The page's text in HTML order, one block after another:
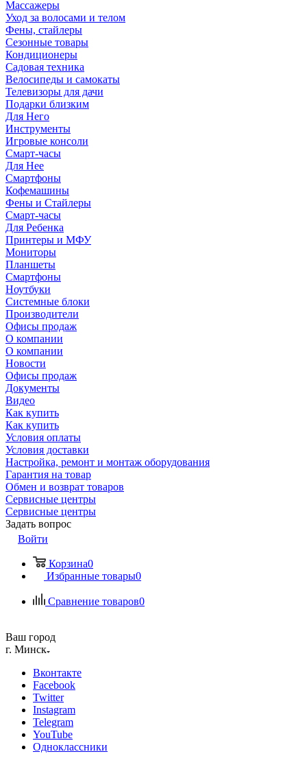
Массажеры
Уход за волосами и телом
Фены, стайлеры
Сезонные товары
Кондиционеры
Садовая техника
Велосипеды и самокаты
Телевизоры для дачи
Подарки близким
Для Него
Инструменты
Игровые консоли
Смарт-часы
Для Нее
Смартфоны
Кофемашины
Фены и Стайлеры
Смарт-часы
Для Ребенка
Принтеры и МФУ
Мониторы
Планшеты
Смартфоны
Ноутбуки
Системные блоки
Производители
Офисы продаж
О компании
О компании
Новости
Офисы продаж
Документы
Видео
Как купить
Как купить
Условия оплаты
Условия доставки
Настройка, ремонт и монтаж оборудования
Гарантия на товар
Обмен и возврат товаров
Сервисные центры
Сервисные центры
Задать вопрос
Войти
Корзина0
Избранные товары0
Сравнение товаров0
Ваш город
г. Минск
Вконтакте
Facebook
Twitter
Instagram
Telegram
YouTube
Одноклассники